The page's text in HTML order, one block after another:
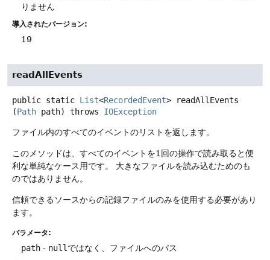
りません
導入されたバージョン:
19
readAllEvents
public static List<RecordedEvent>
readAllEvents
(Path path) throws IOException
ファイル内のすべてのイベントのリストを返します。
このメソッドは、すべてのイベントを1回の操作で読み取ると便
利な単純なケース用です。
大きなファイルを読み込むためのも
のではありません。
信頼できるソースからの記録ファイルのみを使用する必要があり
ます。
パラメータ:
path - null ではなく、ファイルへのパス